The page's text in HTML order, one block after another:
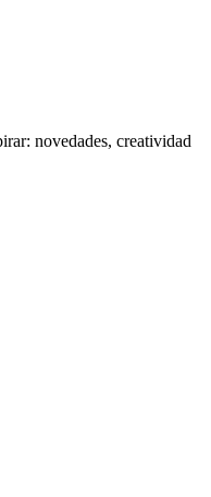
novedades, creatividad